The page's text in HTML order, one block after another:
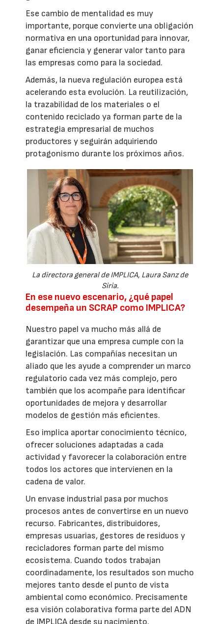
Ese cambio de mentalidad es muy
importante, porque convierte una obligación
normativa en una oportunidad para innovar,
ganar eficiencia y generar valor tanto para
las empresas como para la sociedad.
Además, la nueva regulación europea está
acelerando esta evolución. La reutilización,
la trazabilidad de los materiales o el
contenido reciclado ya forman parte de la
estrategia empresarial de muchos
productores y seguirán adquiriendo
protagonismo durante los próximos años.
La directora general de IMPLICA, Laura Sanz de
Siria.
En ese nuevo escenario, ¿qué papel
desempeña un SCRAP como IMPLICA?
Nuestro papel va mucho más allá de
garantizar que una empresa cumple con la
legislación. Las compañías necesitan un
aliado que les ayude a comprender un marco
regulatorio cada vez más complejo, pero
también que los acompañe para identificar
oportunidades de mejora y desarrollar
modelos de gestión más eficientes.
Eso implica aportar conocimiento técnico,
ofrecer soluciones adaptadas a cada
actividad y favorecer la colaboración entre
todos los actores que intervienen en la
cadena de valor.
Un envase industrial pasa por muchos
procesos antes de convertirse en un nuevo
recurso. Fabricantes, distribuidores,
empresas usuarias, gestores de residuos y
recicladores forman parte del mismo
ecosistema. Cuando todos trabajan
coordinadamente, los resultados son mucho
mejores tanto desde el punto de vista
ambiental como económico. Precisamente
esa visión colaborativa forma parte del ADN
de IMPLICA desde su nacimiento.